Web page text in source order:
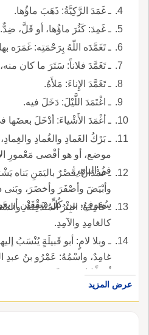
ـ غَمَدَ الرَّكِيَّةُ: ذَهَبَ ماؤُها.
ـ غَمِدَ: كَثُرَ ماؤُها، أو قَلَّ، ضِدٌّ.
ـ تَغَمَّدَه اللّهُ بِرَحْمَتِه: غَمَرَه
ـ تَغَمَّدَ فلاناً: سَتَرَ ما كان
ـ تَغَمَّدَ الإِناءَ: مَلأَهُ.
ـ اغْتَمَدَ اللَّيْلَ: دَخَلَ فيه.
ـ أغْمَدَ الأَشْياءَ: أدْخَلَ
ـ بَرْكُ الغَمادِ والغُمادِ
موضع، أو هو أقْصى مَعْمورِ
في'الباهِرِ'.
ـ غُمْدَانٌ: قَصْرٌ باليَمَنِ بَناه
وأبْيَضَ وأصْفَرَ وأخضَرَ، وبَنى
سُقوفٍ، بين كُلِّ سَقْفَيْنِ
ـ غامِدَةُ: البِئْرُ المُنْدَفِنَةُ،
كالغامِدِ والآمِدِ.
ـ وبلا لامٍ: أبو قَبيلَةٍ يُنْسَبُ
غامِدٌ، واسْمُهُ: عَمْرُو بنُ عبدِ
أمْراً كان بينَ قَوْمِه.
عرض المزيد